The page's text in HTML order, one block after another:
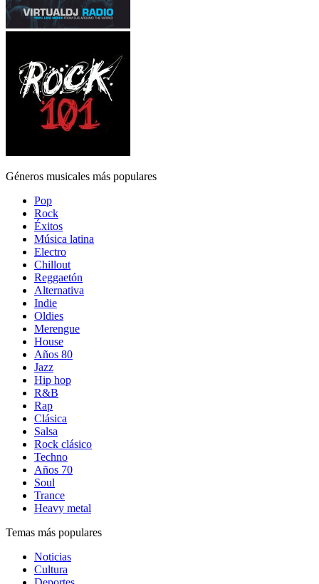
Géneros musicales más populares
Pop
Rock
Éxitos
Música latina
Electro
Chillout
Reggaetón
Alternativa
Indie
Oldies
Merengue
House
Años 80
Jazz
Hip hop
R&B
Rap
Clásica
Salsa
Rock clásico
Techno
Años 70
Soul
Trance
Heavy metal
Temas más populares
Noticias
Cultura